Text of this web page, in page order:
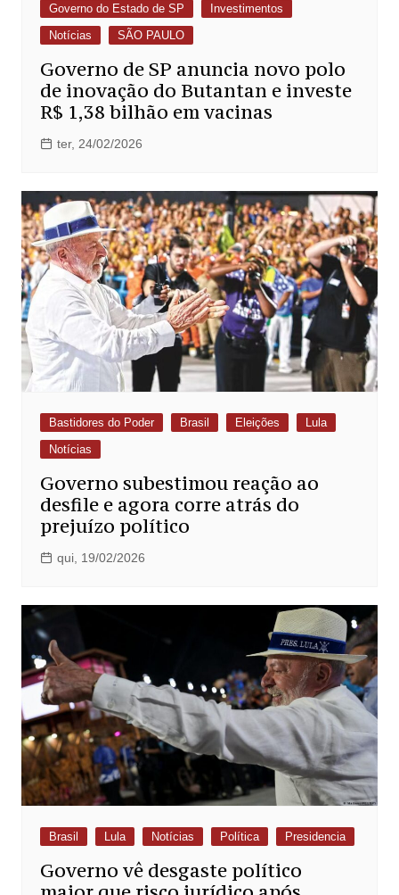
Governo do Estado de SP
Investimentos
Notícias
SÃO PAULO
Governo de SP anuncia novo polo
de inovação do Butantan e investe
R$ 1,38 bilhão em vacinas
ter, 24/02/2026
Bastidores do Poder Brasil Eleições
Lula
Notícias
Governo subestimou reação ao
desfile e agora corre atrás do
prejuízo político
qui, 19/02/2026
Brasil Lula Notícias Política Presidencia
Governo vê desgaste político